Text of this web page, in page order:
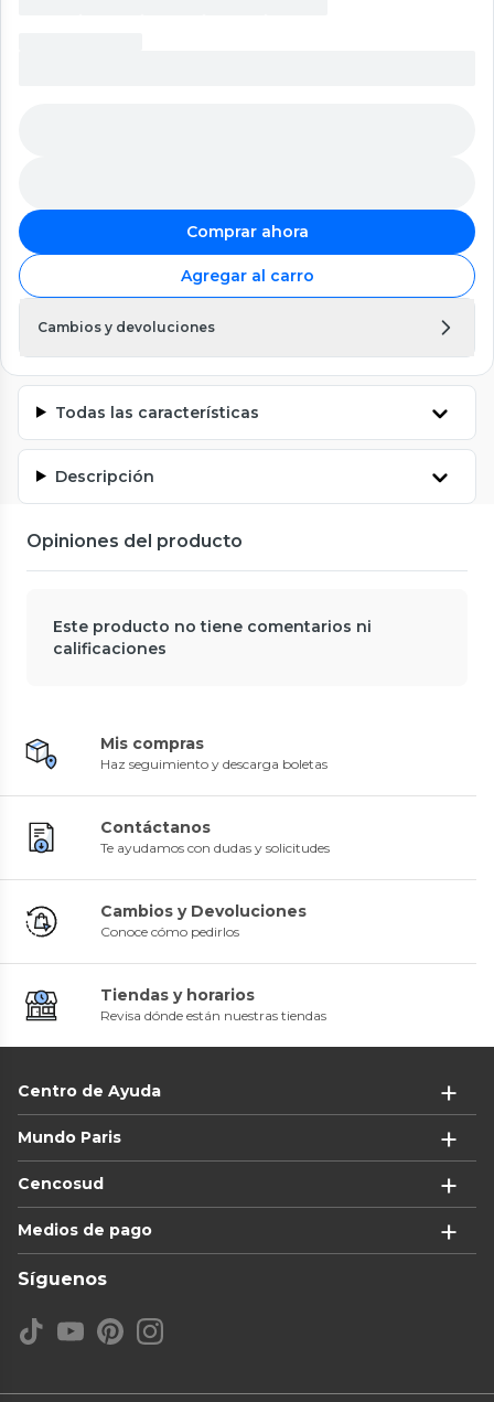
Comprar ahora
Agregar al carro
Cambios y devoluciones
Todas las características
Descripción
Opiniones del producto
Este producto no tiene comentarios ni
calificaciones
Mis compras
Haz seguimiento y descarga boletas
Contáctanos
Te ayudamos con dudas y solicitudes
Cambios y Devoluciones
Conoce cómo pedirlos
Tiendas y horarios
Revisa dónde están nuestras tiendas
Centro de Ayuda
Mundo Paris
Cencosud
Medios de pago
Síguenos